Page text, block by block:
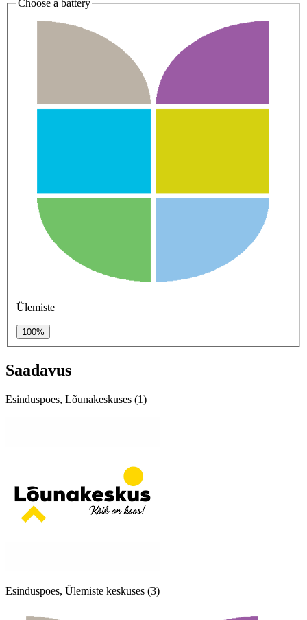
Choose a battery
Ülemiste
100%
Saadavus
Esinduspoes, Lõunakeskuses (1)
Esinduspoes, Ülemiste keskuses (3)